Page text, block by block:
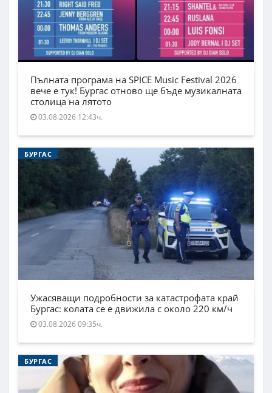
Пълната програма на SPICE Music Festival 2026
вече е тук! Бургас отново ще бъде музикалната
столица на лятото
03.08.2026 12:43ч.
БУРГАС
Ужасяващи подробности за катастрофата край
Бургас: колата се е движила с около 220 км/ч
03.08.2026 09:35ч.
БУРГАС